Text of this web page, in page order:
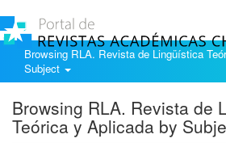
Browsing RLA. Revista de Lingüística
Subject
Browsing RLA. Revista de
Teórica y Aplicada by